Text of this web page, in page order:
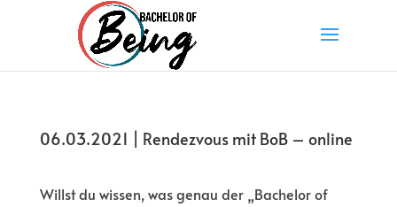
06.03.2021 | Rendezvous mit BoB – online
Willst du wissen, was genau der „Bachelor of